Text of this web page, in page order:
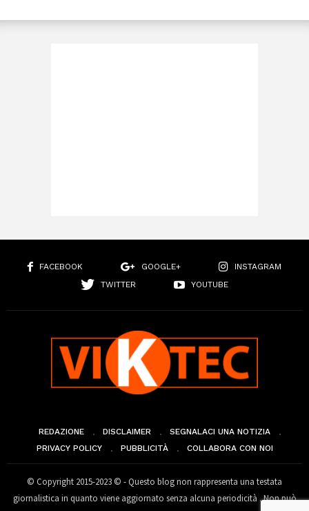
FACEBOOK GOOGLE+
INSTAGRAM
TWITTER
YOUTUBE
REDAZIONE DISCLAIMER
SEGNALACI UNA NOTIZIA
PRIVACY POLICY
PUBBLICITÀ COLLABORA CON NOI
© Copyright 2015-2023 © - Questo blog non rappresenta una testata
giornalistica in quanto viene aggiornato senza alcuna periodicità . Non può